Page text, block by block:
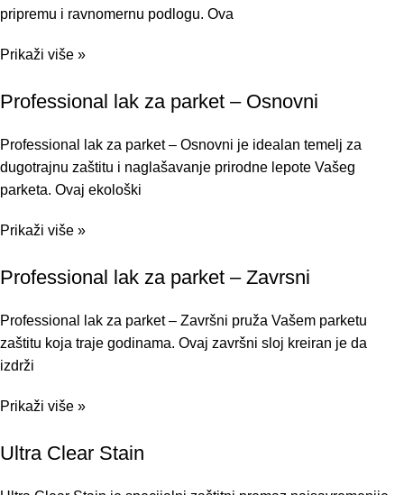
pripremu i ravnomernu podlogu. Ova
Prikaži više »
Professional lak za parket – Osnovni
Professional lak za parket – Osnovni je idealan temelj za
dugotrajnu zaštitu i naglašavanje prirodne lepote Vašeg
parketa. Ovaj ekološki
Prikaži više »
Professional lak za parket – Zavrsni
Professional lak za parket – Završni pruža Vašem parketu
zaštitu koja traje godinama. Ovaj završni sloj kreiran je da
izdrži
Prikaži više »
Ultra Clear Stain